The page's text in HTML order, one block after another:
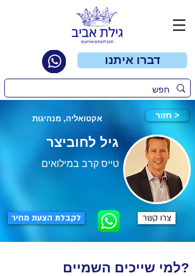
דברו איתנו
אקטואליה, מנהיגות חזור >
גיל לחוביצר
טייס קרב במילואים
צרו קשר לקבלת הצעת מחיר
למי שייכים השמיים?